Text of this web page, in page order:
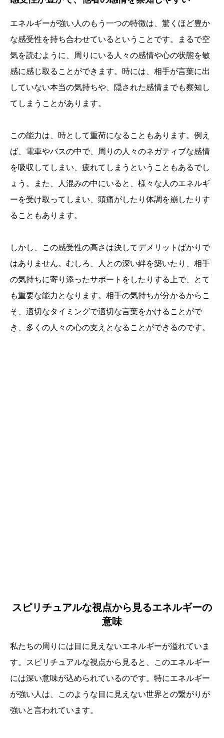
エネルギーが強い人のもう一つの特徴は、驚くほど豊か
な感受性を持ち合わせているということです。まるで空
気を読むように、周りにいる人々の感情や心の状態を敏
感に感じ取ることができます。時には、相手が言葉に出
していない本当の気持ちや、隠された感情までも察知し
てしまうことがあります。
この能力は、時として重荷になることもあります。例え
ば、電車やバスの中で、周りの人々のネガティブな感情
を吸収してしまい、疲れてしまうということもあるでし
ょう。また、人混みの中にいると、様々な人のエネルギ
ーを受け取ってしまい、頭痛がしたり体調を崩したりす
ることもあります。
しかし、この感受性の高さは決してデメリットばかりで
はありません。むしろ、人との深い絆を築いたり、相手
の気持ちに寄り添ったサポートをしたりする上で、とて
も重要な能力となります。相手の気持ちが分かるからこ
そ、適切なタイミングで適切な言葉をかけることがで
き、多くの人々の心の支えとなることができるのです。
スピリチュアルな視点から見るエネルギーの
意味
私たちの周りには目に見えないエネルギーが溢れていま
す。スピリチュアルな視点から見ると、このエネルギー
には深い意味が込められているのです。特にエネルギー
が強い人は、このような目に見えない世界との繋がりが
強いと言われています。